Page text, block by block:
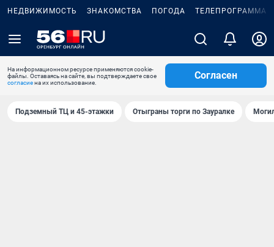
НЕДВИЖИМОСТЬ ЗНАКОМСТВА ПОГОДА ТЕЛЕПРОГРАММА
На информационном ресурсе применяются cookie-
файлы. Оставаясь на сайте, вы подтверждаете свое
согласиена их использование.
Согласен
Подземный ТЦ и 45-этажки Отыграны торги по Зауралке